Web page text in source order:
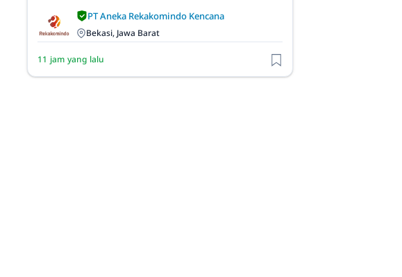
PT Aneka Rekakomindo Kencana
Bekasi, Jawa Barat
11 jam yang lalu